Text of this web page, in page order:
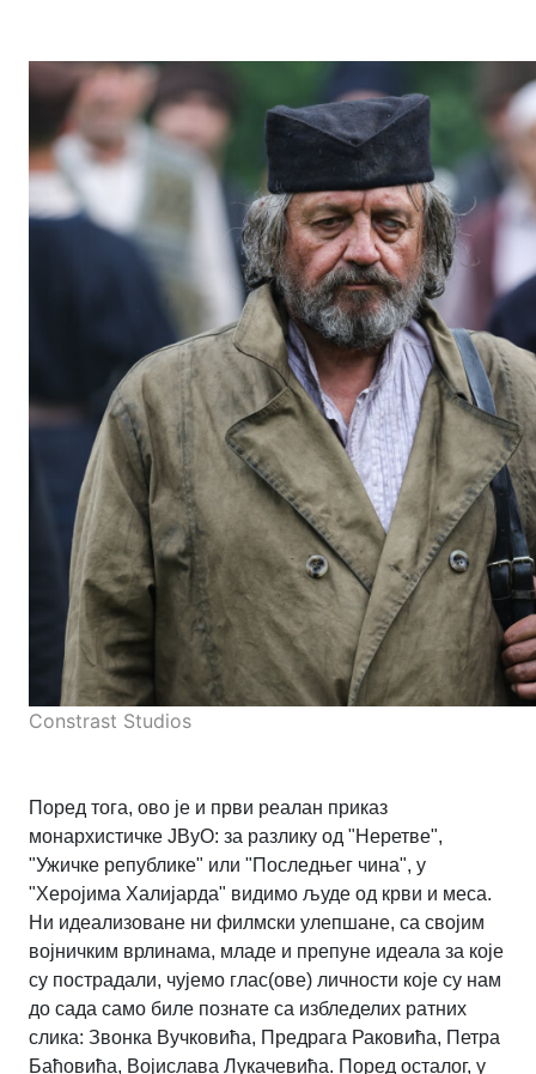
Constrast Studios
Поред тога, ово је и први реалан приказ
монархистичке ЈВуО: за разлику од "Неретве",
"Ужичке републике" или "Последњег чина", у
"Херојима Халијарда" видимо људе од крви и меса.
Ни идеализоване ни филмски улепшане, са својим
војничким врлинама, младе и препуне идеала за које
су пострадали, чујемо глас(ове) личности које су нам
до сада само биле познате са избледелих ратних
слика: Звонка Вучковића, Предрага Раковића, Петра
Баћовића, Војислава Лукачевића. Поред осталог, у